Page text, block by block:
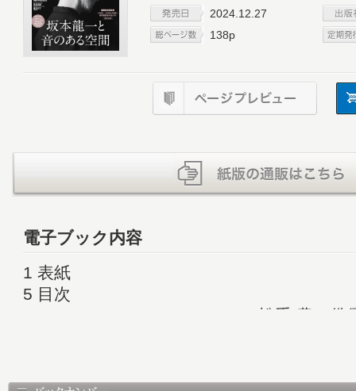
2024.12.27
138p
電子ブック内容
1 表紙
5 目次
6 Person of the month Vol.261 松重 豊（俳
都現代美術館［東京都江東区］